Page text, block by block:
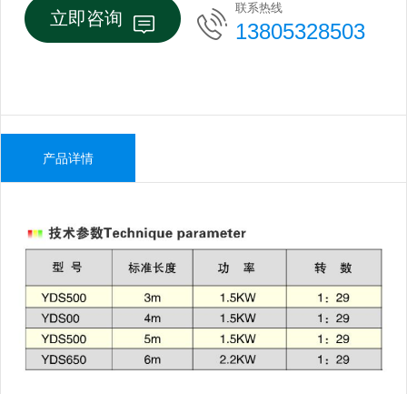
立即咨询
联系热线
13805328503
产品详情